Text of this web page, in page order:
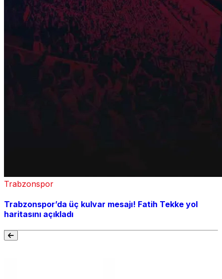
Trabzonspor
Trabzonspor’da üç kulvar mesajı! Fatih Tekke yol
haritasını açıkladı